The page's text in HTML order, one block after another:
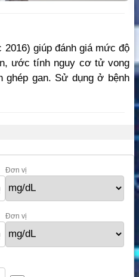
giúp đánh giá mức độ
ước tính nguy cơ tử vong
gan. Sử dụng ở bệnh
Đơn vị
Đơn vị